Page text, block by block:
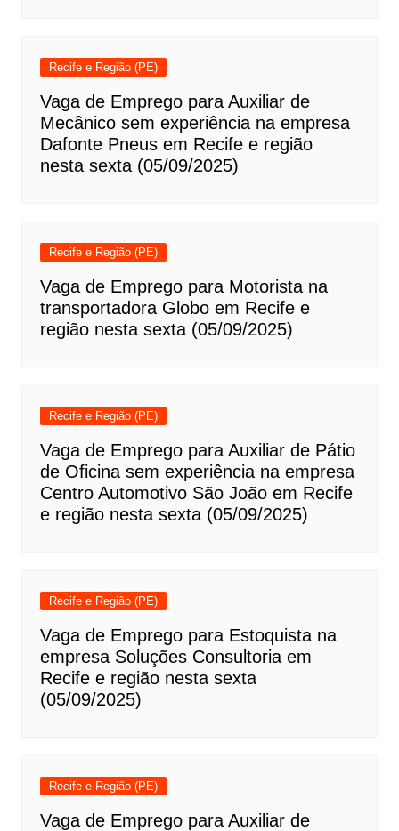
Recife e Região (PE)
Vaga de Emprego para Auxiliar de
Mecânico sem experiência na empresa
Dafonte Pneus em Recife e região
nesta sexta (05/09/2025)
Recife e Região (PE)
Vaga de Emprego para Motorista na
transportadora Globo em Recife e
região nesta sexta (05/09/2025)
Recife e Região (PE)
Vaga de Emprego para Auxiliar de Pátio
de Oficina sem experiência na empresa
Centro Automotivo São João em Recife
e região nesta sexta (05/09/2025)
Recife e Região (PE)
Vaga de Emprego para Estoquista na
empresa Soluções Consultoria em
Recife e região nesta sexta
(05/09/2025)
Recife e Região (PE)
Vaga de Emprego para Auxiliar de